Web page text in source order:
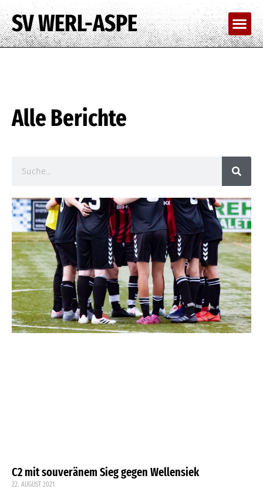
SV WERL-ASPE
Alle Berichte
C2 mit souveränem Sieg gegen Wellensiek
22. AUGUST 2021